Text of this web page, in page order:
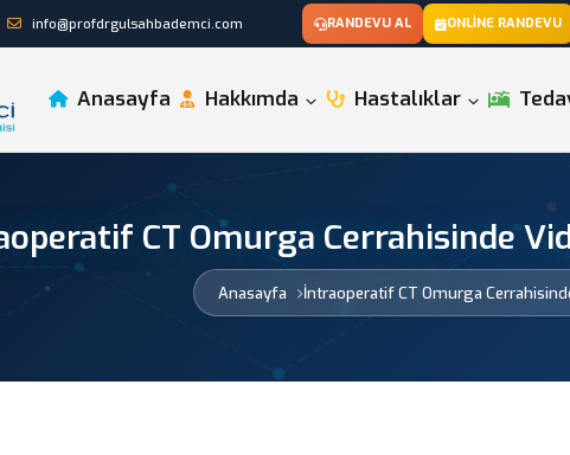
info@profdrgulsahbademci.com RANDEVU AL ONLINE RANDEVU
Anasayfa Hakkımda Hastalıklar
CT Omurga Cerrahisinde
Anasayfa İntraoperatif CT Omurga